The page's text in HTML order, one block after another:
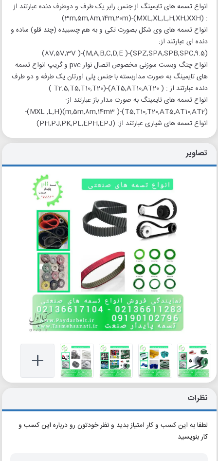
انواع تسمه های تایمینگ از جنس رابر یک طرف و دوطرف دنده عبارتند از
: (MXL,XL,L,H,XH,XXH)-(3m,5m,8m,14m,20m)
انواع تسمه های وی شکل بصورت تکی و به هم چسبیده (چند قلو) ساده و
دنده ای عبارتند از:
(9.5,SPZ,SPA,SPB,SPC)-( M,A,B,C,D,E)-( 8V,5V,3V)
انواع چنگ وبست سوزنی مخصوص اتصال نوار pvc و گریپ انواع تسمه
های تایمینگ به صورت مداربسته با جنس پلی اورتان یک طرفه و دو طرف
دنده عبارتند از : ( AT5,AT10,AT20)-(T2.5,T5,T10,T20 )
انواع تسمه های تایمینگ به صورت مدار باز عبارتند از:
(T5,T10,T20,AT5,AT10,AT2)-( m,5m,8m,14m3)(MXL ,L,H)-
انواع تسمه های شیاری عبارتند از: (PH,PJ,PK,PL,EPH,EPJ)
تصاویر
نظرات
لطفا به این کسب و کار امتیاز بدید و نظر خودتون رو درباره این کسب و
کار بنویسید